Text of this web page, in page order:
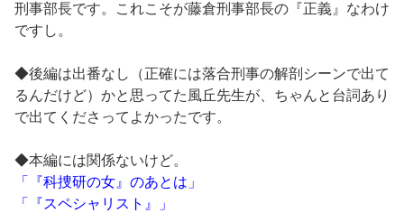
刑事部長です。これこそが藤倉刑事部長の『正義』なわけ
ですし。
◆後編は出番なし（正確には落合刑事の解剖シーンで出て
るんだけど）かと思ってた風丘先生が、ちゃんと台詞あり
で出てくださってよかったです。
◆本編には関係ないけど。
「『科捜研の女』のあとは」
「『スペシャリスト』」